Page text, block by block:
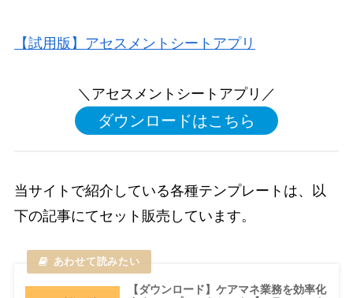
【試用版】アセスメントシートアプリ
＼アセスメントシートアプリ／
ダウンロードはこちら
当サイトで紹介している各種テンプレートは、以
下の記事にてセット販売しています。
【ダウンロード】ケアマネ業務を効率化